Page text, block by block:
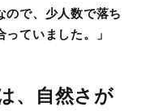
ので、少人数で落ち
ていました。」
、自然さが